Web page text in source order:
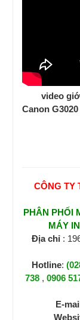
video
Canon
CÔNG TY
PHÂN PHỐI
MÁY
Địa chỉ :
Hotline:
738, 0906
E-